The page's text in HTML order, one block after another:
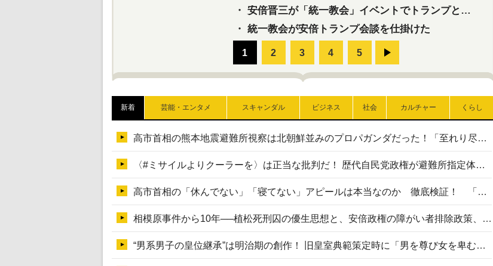
・ 安倍晋三が「統一教会」イベントでトランプと演説！同性婚や夫婦別姓を攻撃
・ 統一教会が安倍トランプ会談を仕掛けた
新着 芸能・エンタメ スキャンダル ビジネス 社会 カルチャー くらし
高市首相の熊本地震避難所視察は北朝鮮並みのプロパガンダだった！「至れり尽くせり」の選ばれた避難所の一方で実態は…
〈#ミサイルよりクーラーを〉は正当な批判だ！ 歴代自民党政権が避難所指定体育館へのエアコン設置を遅らせてきた客観的事実
高市首相の「休んでない」「寝てない」アピールは本当なのか 徹底検証！ 「資料読み込み」「アイロンがけ」も矛盾だらけ…
相模原事件から10年──植松死刑囚の優生思想と、安倍政権の障がい者排除政策、右派勢力の差別主義との関係を改めて問う
“男系男子の皇位継承”は明治期の創作！ 旧皇室典範策定時に「男を尊び女を卑むの慣習、人民の脳髄」とトンデモ論で女性天皇を否定